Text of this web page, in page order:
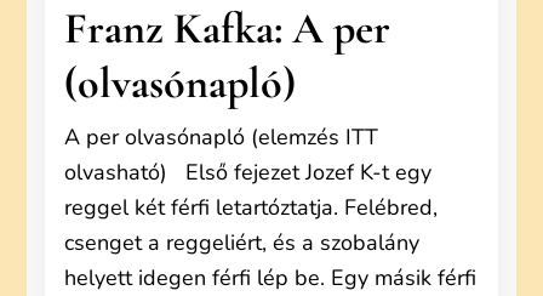
Franz Kafka: A per
(olvasónapló)
A per olvasónapló (elemzés ITT
olvasható) Első fejezet Jozef K-t egy
reggel két férfi letartóztatja. Felébred,
csenget a reggeliért, és a szobalány
helyett idegen férfi lép be. Egy másik férfi